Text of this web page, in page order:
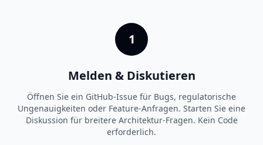
1
Melden & Diskutieren
Öffnen Sie ein GitHub-Issue für Bugs, regulatorische
Ungenauigkeiten oder Feature-Anfragen. Starten Sie eine
Diskussion für breitere Architektur-Fragen. Kein Code
erforderlich.